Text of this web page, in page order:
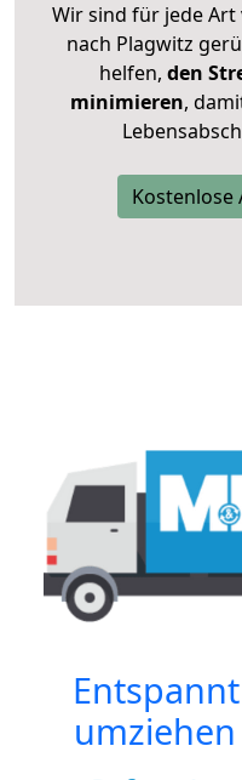
Wir sind für jede Art
nach Plagwitz
helfen, den
minimieren,
Kostenlose